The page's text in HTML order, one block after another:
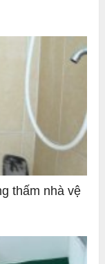
thấm nhà vệ